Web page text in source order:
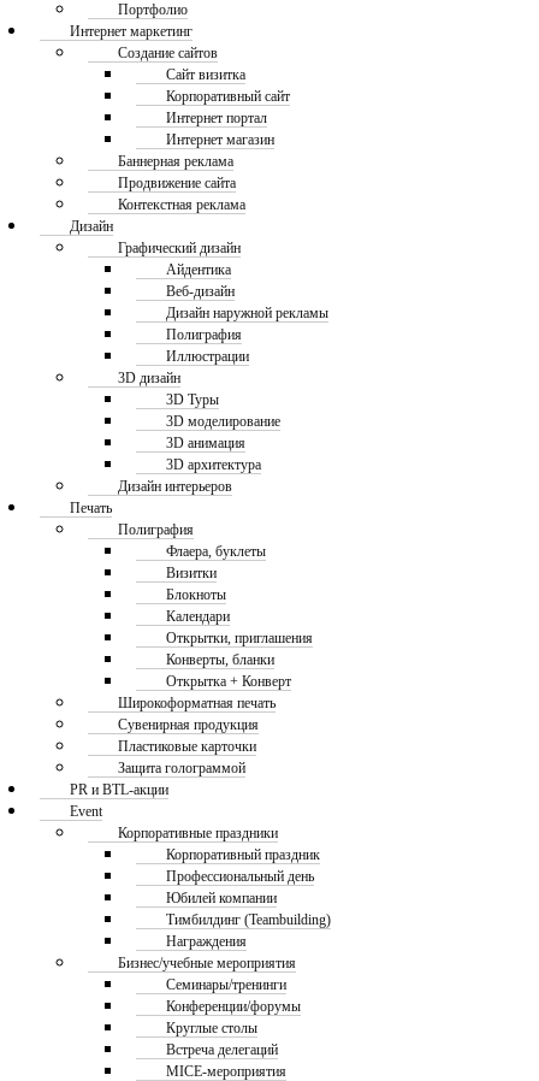
Портфолио
Интернет маркетинг
Создание сайтов
Сайт визитка
Корпоративный сайт
Интернет портал
Интернет магазин
Баннерная реклама
Продвижение сайта
Контекстная реклама
Дизайн
Графический дизайн
Айдентика
Веб-дизайн
Дизайн наружной рекламы
Полиграфия
Иллюстрации
3D дизайн
3D Туры
3D моделирование
3D анимация
3D архитектура
Дизайн интерьеров
Печать
Полиграфия
Флаера, буклеты
Визитки
Блокноты
Календари
Открытки, приглашения
Конверты, бланки
Открытка + Конверт
Широкоформатная печать
Сувенирная продукция
Пластиковые карточки
Защита голограммой
PR и BTL-акции
Event
Корпоративные праздники
Корпоративный праздник
Профессиональный день
Юбилей компании
Тимбилдинг (Teambuilding)
Награждения
Бизнес/учебные мероприятия
Семинары/тренинги
Конференции/форумы
Круглые столы
Встреча делегаций
MICE-мероприятия